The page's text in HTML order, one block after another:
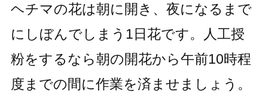
ヘチマの花は朝に開き、夜になるまで
にしぼんでしまう1日花です。人工授
粉をするなら朝の開花から午前10時程
度までの間に作業を済ませましょう。